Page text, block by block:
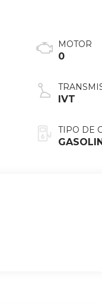
MOTOR
0
IVT
TIPO DE